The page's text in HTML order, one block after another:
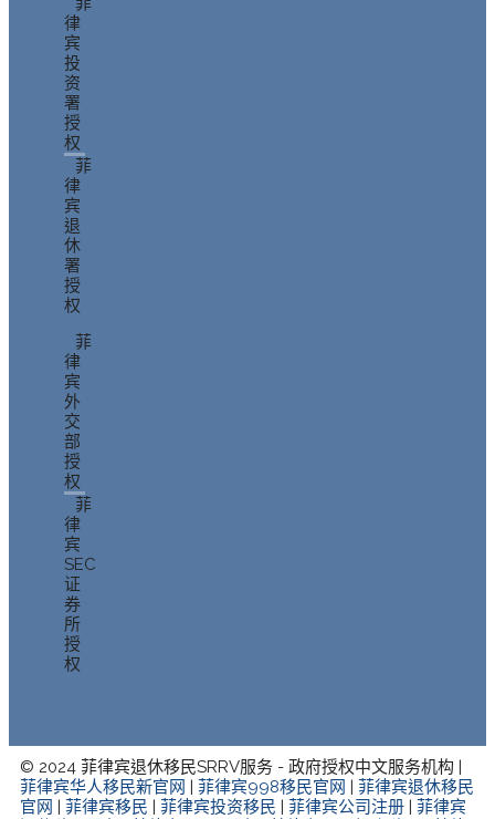
律
宾
投
资
署
授
权
菲
律
宾
退
休
署
授
权
菲
律
宾
外
交
部
授
权
菲
律
宾
SEC
证
券
所
授
权
© 2024 菲律宾退休移民SRRV服务 - 政府授权中文服务机构 |
菲律宾华人移民新官网 | 菲律宾998移民官网 | 菲律宾退休移民
官网 | 菲律宾移民 | 菲律宾投资移民 | 菲律宾公司注册 | 菲律宾